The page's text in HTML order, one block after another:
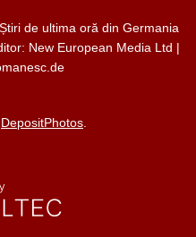
de ultima oră din Germania
New European Media Ltd |
DepositPhotos.